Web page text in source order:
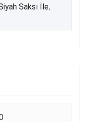
Saksı İle,